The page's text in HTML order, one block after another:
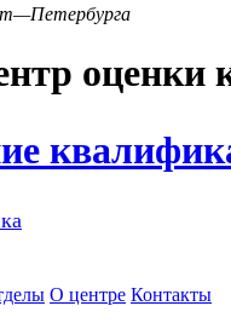
оценки
О центре Контакты